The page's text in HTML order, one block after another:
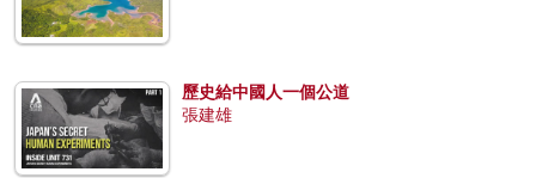
歷史給中國人一個公道
張建雄